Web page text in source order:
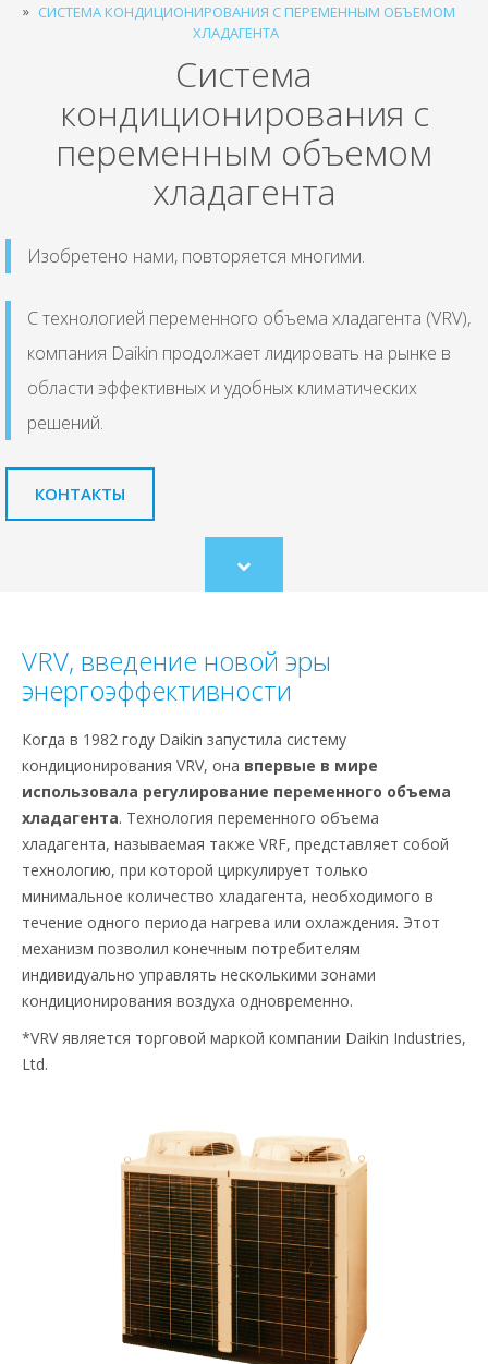
СИСТЕМА КОНДИЦИОНИРОВАНИЯ С ПЕРЕМЕННЫМ ОБЪЕМОМ
ХЛАДАГЕНТА
Система
кондиционирования с
переменным объемом
хладагента
Изобретено нами, повторяется многими.
С технологией переменного объема хладагента (VRV),
компания Daikin продолжает лидировать на рынке в
области эффективных и удобных климатических
решений.
КОНТАКТЫ
Scroll
to
VRV, введение новой эры
энергоэффективности
Когда в 1982 году Daikin запустила систему
кондиционирования VRV, она впервые в мире
использовала регулирование переменного объема
хладагента. Технология переменного объема
хладагента, называемая также VRF, представляет собой
технологию, при которой циркулирует только
минимальное количество хладагента, необходимого в
течение одного периода нагрева или охлаждения. Этот
механизм позволил конечным потребителям
индивидуально управлять несколькими зонами
кондиционирования воздуха одновременно.
*VRV является торговой маркой компании Daikin Industries,
Ltd.